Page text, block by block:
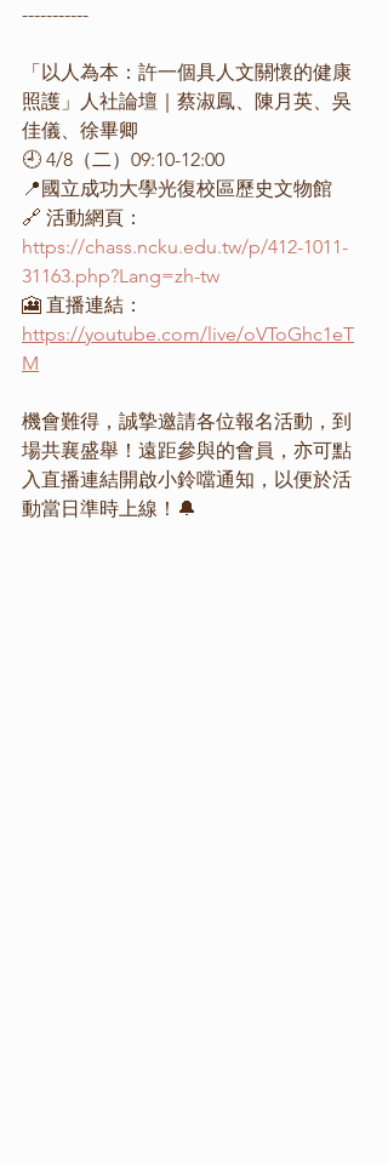
-----------
「以人為本：許一個具人文關懷的健康
照護」人社論壇｜蔡淑鳳、陳月英、吳
佳儀、徐畢卿
🕘 4/8（二）09:10-12:00
📍國立成功大學光復校區歷史文物館
🔗 活動網頁：
https://chass.ncku.edu.tw/p/412-1011-
31163.php?Lang=zh-tw
🎦 直播連結：
https://youtube.com/live/oVToGhc1eT
M
機會難得，誠摯邀請各位報名活動，到
場共襄盛舉！遠距參與的會員，亦可點
入直播連結開啟小鈴噹通知，以便於活
動當日準時上線！🔔